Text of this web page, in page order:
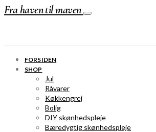
Fra haven til maven
FORSIDEN
SHOP
Jul
Råvarer
Køkkengrej
Bolig
DIY skønhedspleje
Bæredygtig skønhedspleje